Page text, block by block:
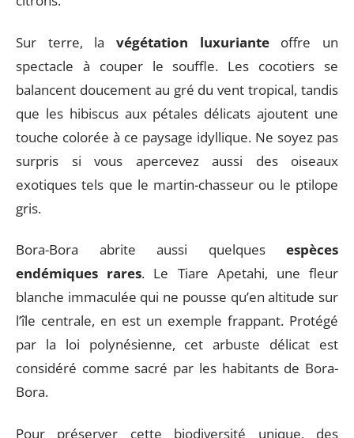
Sur terre, la végétation luxurianteoffre un
spectacle à couper le souffle. Les cocotiers se
balancent doucement au gré du vent tropical, tandis
que les hibiscus aux pétales délicats ajoutent une
touche colorée à ce paysage idyllique. Ne soyez pas
surpris si vous apercevez aussi des oiseaux
exotiques tels que le martin-chasseur ou le ptilope
gris.
Bora-Bora abrite aussi quelques espèces
endémiques rares. Le Tiare Apetahi, une fleur
blanche immaculée qui ne pousse qu’en altitude sur
l’île centrale, en est un exemple frappant. Protégé
par la loi polynésienne, cet arbuste délicat est
considéré comme sacré par les habitants de Bora-
Bora.
Pour préserver cette biodiversité unique, des